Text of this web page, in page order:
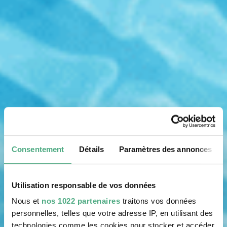
Consentement Détails Paramètres des annonces
Utilisation responsable de vos données
Nous et nos 1022 partenaires traitons vos données
personnelles, telles que votre adresse IP, en utilisant des